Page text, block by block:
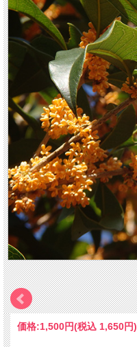
価格:1,500円(税込 1,650円)